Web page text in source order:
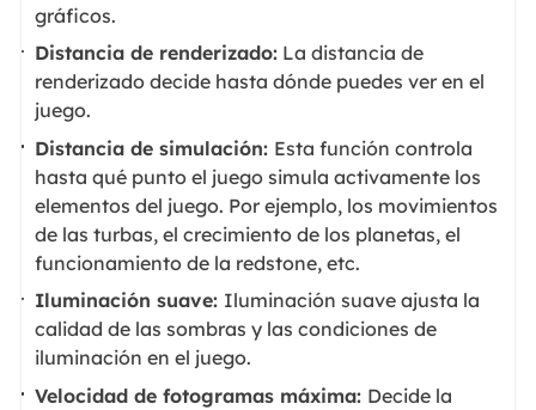
gráficos.
Distancia de renderizado: La distancia de
renderizado decide hasta dónde puedes ver en el
juego.
Distancia de simulación: Esta función controla
hasta qué punto el juego simula activamente los
elementos del juego. Por ejemplo, los movimientos
de las turbas, el crecimiento de los planetas, el
funcionamiento de la redstone, etc.
Iluminación suave: Iluminación suave ajusta la
calidad de las sombras y las condiciones de
iluminación en el juego.
Velocidad de fotogramas máxima: Decide la